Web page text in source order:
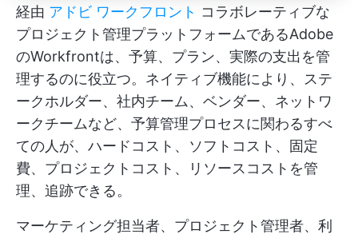
経由 アドビ ワークフロント コラボレーティブな
プロジェクト管理プラットフォームであるAdobe
のWorkfrontは、予算、プラン、実際の支出を管
理するのに役立つ。ネイティブ機能により、ステ
ークホルダー、社内チーム、ベンダー、ネットワ
ークチームなど、予算管理プロセスに関わるすべ
ての人が、ハードコスト、ソフトコスト、固定
費、プロジェクトコスト、リソースコストを管
理、追跡できる。
マーケティング担当者、プロジェクト管理者、利